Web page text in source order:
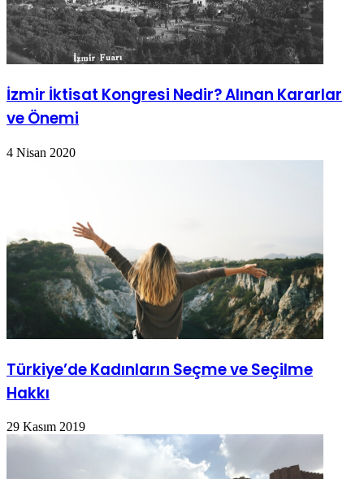
İzmir İktisat Kongresi Nedir? Alınan Kararlar
ve Önemi
4 Nisan 2020
Türkiye’de Kadınların Seçme ve Seçilme
Hakkı
29 Kasım 2019